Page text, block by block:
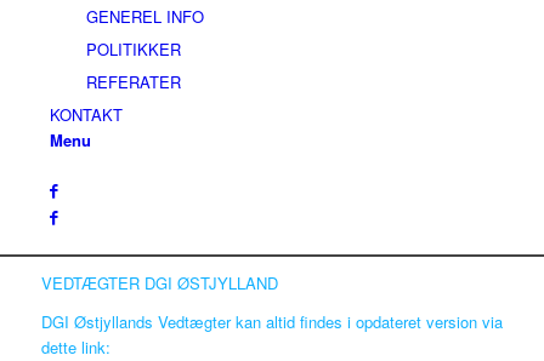
GENEREL INFO
POLITIKKER
REFERATER
KONTAKT
Menu
VEDTÆGTER DGI ØSTJYLLAND
DGI Østjyllands Vedtægter kan altid findes i opdateret version via
dette link: